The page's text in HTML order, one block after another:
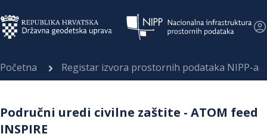
Početna Registar izvora prostornih podataka NIPP-a
Područni uredi civilne zaštite - ATOM feed
INSPIRE